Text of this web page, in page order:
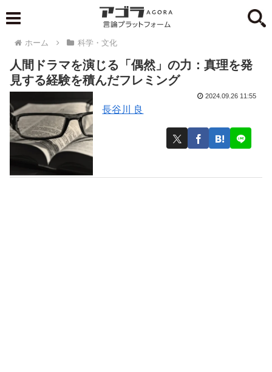
ホーム 科学・文化
人間ドラマを演じる「偶然」の力：真理を発
見する経験を積んだフレミング
長谷川 良
2024.09.26 11:55